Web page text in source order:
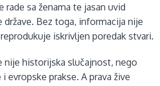
sa ženama te jasan uvid
države. Bez toga, informacija nije
iskrivljen poredak stvari.
nije historijska slučajnost, nego
evropske prakse. A prava žive